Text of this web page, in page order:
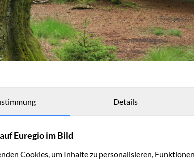
Details
Euregio im Bild
Cookies, um Inhalte zu personalisieren,